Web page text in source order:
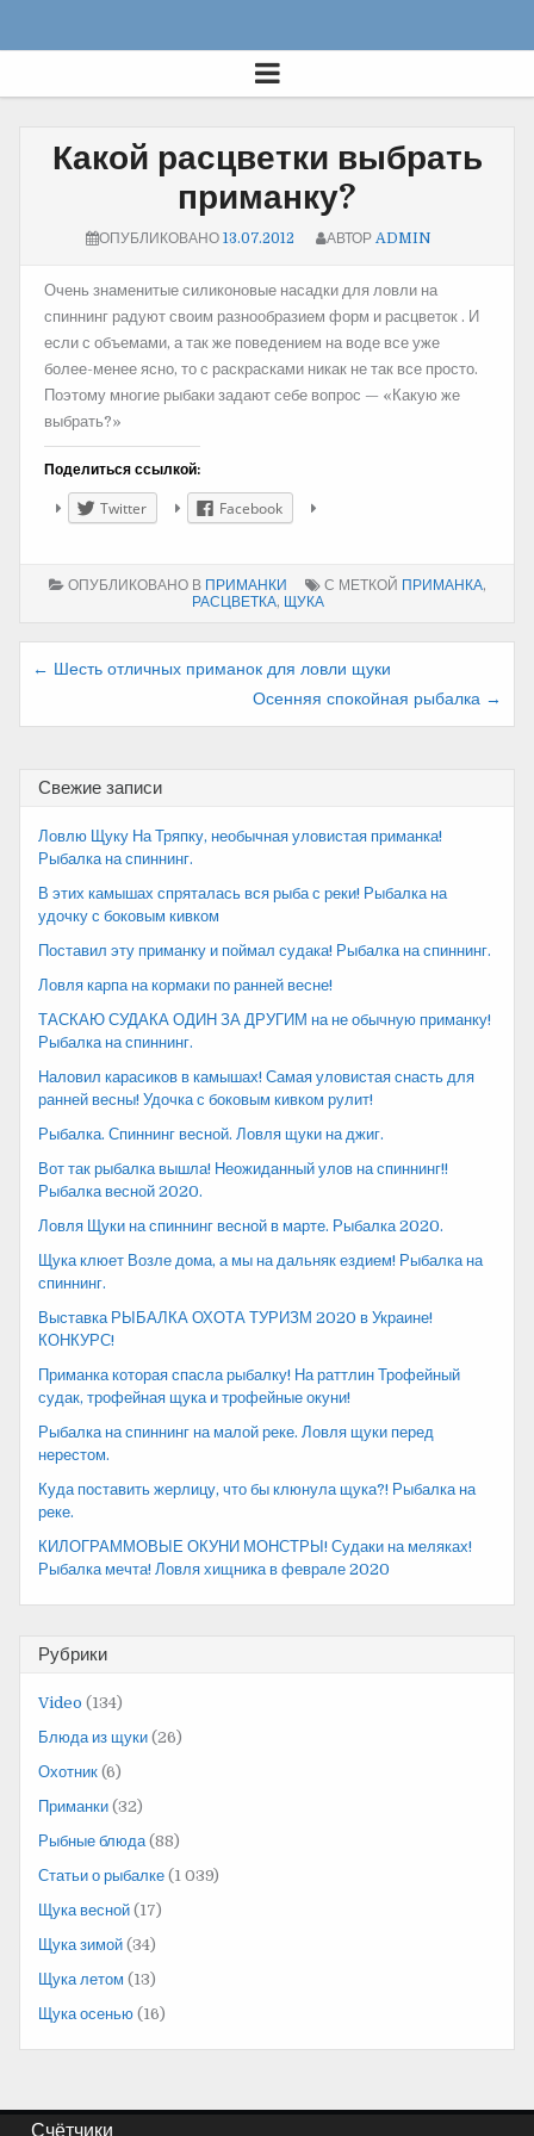
Какой расцветки выбрать
приманку?
ОПУБЛИКОВАНО 13.07.2012 АВТОР ADMIN
Очень знаменитые силиконовые насадки для ловли на
спиннинг радуют своим разнообразием форм и расцветок . И
если с объемами, а так же поведением на воде все уже
более-менее ясно, то с раскрасками никак не так все просто.
Поэтому многие рыбаки задают себе вопрос — «Какую же
выбрать?»
Поделиться ссылкой:
Twitter Facebook
ОПУБЛИКОВАНО В ПРИМАНКИ С МЕТКОЙ ПРИМАНКА,
РАСЦВЕТКА, ЩУКА
Навигация
← Шесть отличных приманок для ловли щуки
Осенняя спокойная рыбалка →
Свежие записи
Ловлю Щуку На Тряпку, необычная уловистая приманка!
Рыбалка на спиннинг.
В этих камышах спряталась вся рыба с реки! Рыбалка на
удочку с боковым кивком
Поставил эту приманку и поймал судака! Рыбалка на спиннинг.
Ловля карпа на кормаки по ранней весне!
ТАСКАЮ СУДАКА ОДИН ЗА ДРУГИМ на не обычную приманку!
Рыбалка на спиннинг.
Наловил карасиков в камышах! Самая уловистая снасть для
ранней весны! Удочка с боковым кивком рулит!
Рыбалка. Спиннинг весной. Ловля щуки на джиг.
Вот так рыбалка вышла! Неожиданный улов на спиннинг!!
Рыбалка весной 2020.
Ловля Щуки на спиннинг весной в марте. Рыбалка 2020.
Щука клюет Возле дома, а мы на дальняк ездием! Рыбалка на
спиннинг.
Выставка РЫБАЛКА ОХОТА ТУРИЗМ 2020 в Украине!
КОНКУРС!
Приманка которая спасла рыбалку! На раттлин Трофейный
судак, трофейная щука и трофейные окуни!
Рыбалка на спиннинг на малой реке. Ловля щуки перед
нерестом.
Куда поставить жерлицу, что бы клюнула щука?! Рыбалка на
реке.
КИЛОГРАММОВЫЕ ОКУНИ МОНСТРЫ! Судаки на меляках!
Рыбалка мечта! Ловля хищника в феврале 2020
Рубрики
Video (134)
Блюда из щуки (26)
Охотник (6)
Приманки (32)
Рыбные блюда(88)
Статьи о рыбалке (1 039)
Щука весной (17)
Щука зимой (34)
Щука летом (13)
Щука осенью (16)
Счётчики